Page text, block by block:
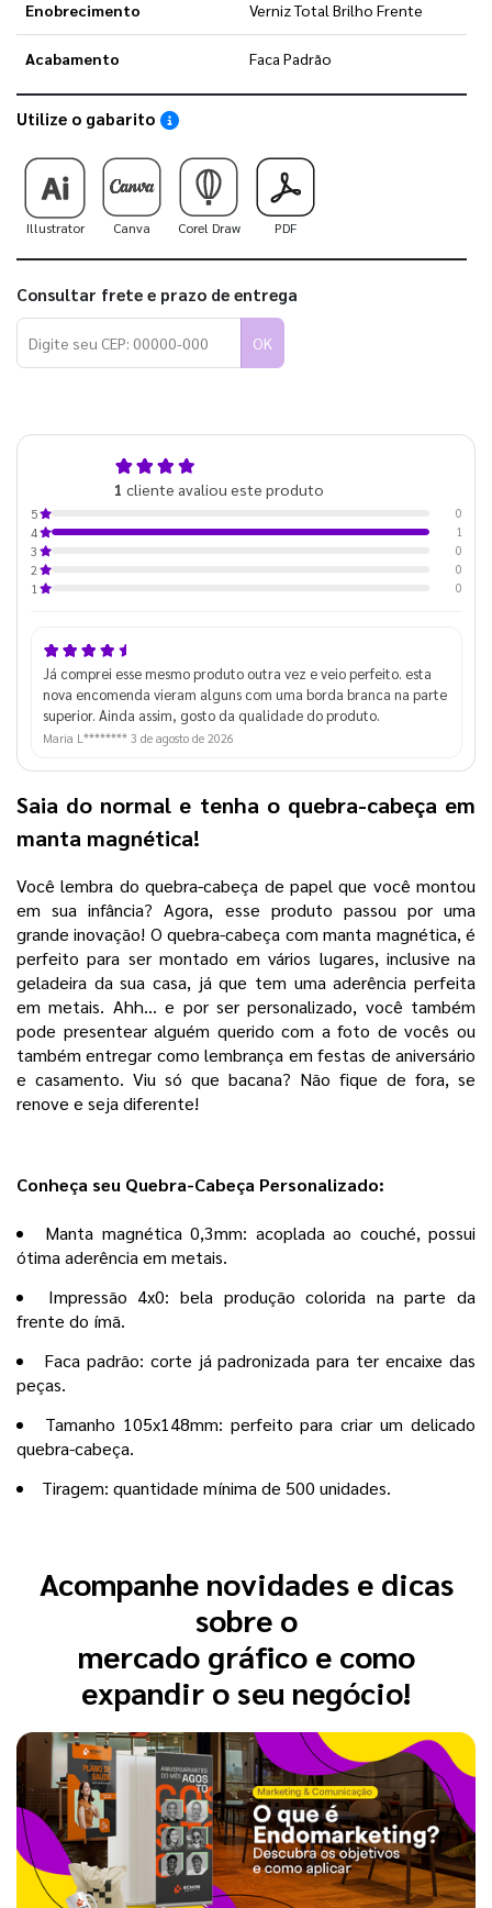
Enobrecimento Verniz Total Brilho Frente
Acabamento Faca Padrão
Utilize o gabarito Saiba como utilizar os nossos gabaritos
Illustrator Canva Corel Draw PDF
Consultar frete e prazo de entrega
OK
1 cliente avaliou este produto
5
0
4
1
3
0
2
0
1
0
Já comprei esse mesmo produto outra vez e veio perfeito. esta
nova encomenda vieram alguns com uma borda branca na parte
superior. Ainda assim, gosto da qualidade do produto.
Maria L******** 3 de agosto de 2026
Saia do normal e tenha o quebra-cabeça em
manta magnética!
Você lembra do quebra-cabeça de papelque você montou
em sua infância? Agora, esse produto passou por uma
grande inovação! Oquebra-cabeça com manta magnética, é
perfeito para ser montado em vários lugares, inclusive na
geladeira da sua casa, já que tem uma aderência perfeita
em metais. Ahh… e por serpersonalizado, você também
pode presentear alguém querido com afoto de vocês ou
também entregar como lembrança em festas de aniversário
e casamento. Viu só que bacana? Não fique de fora, se
renove e seja diferente!
Conheça seu Quebra-Cabeça Personalizado:
Manta magnética 0,3mm: acoplada ao couché, possui
ótima aderência em metais.
Impressão 4x0: bela produção colorida na parte da
frente do ímã.
Faca padrão: corte já padronizada para ter encaixe das
peças.
Tamanho 105x148mm: perfeito para criar um delicado
quebra-cabeça.
Tiragem: quantidade mínima de 500 unidades.
Acompanhe novidades e dicas
sobre o
mercado gráfico e como
expandir o seu negócio!